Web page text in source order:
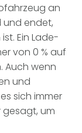
an
und endet,
Ein Lade-
von 0 % auf
Auch wenn
und
sich immer
gesagt, um